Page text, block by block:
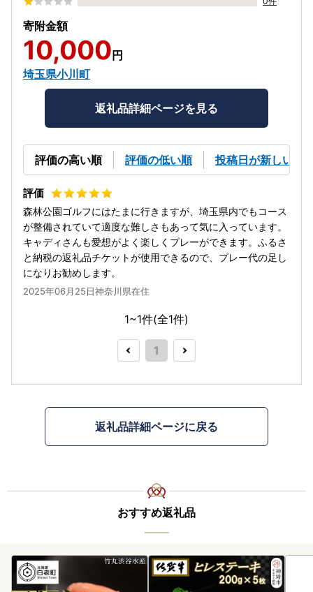
寄附金額
10,000 円
埼玉県小川町
返礼品詳細ページを見る
評価の高い順 評価の低い順 投稿日が新しい順
森林公園ゴルフにはたまに行きますが、埼玉県内でもコース
が整備されていて適度な難しさもあって気に入っています。
キャディさんも愛想がよく楽しくプレーができます。ふるさ
と納税の返礼品チケットが使用できるので、プレー代の足し
になりお勧めします。
2025年06月25日神奈川県在住
1~1件(全1件)
1
返礼品詳細ページに戻る
おすすめ返礼品